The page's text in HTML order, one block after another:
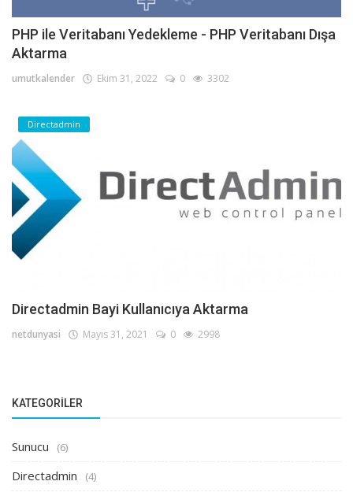
PHP ile Veritabanı Yedekleme - PHP Veritabanı Dışa
Aktarma
umutkalender Ekim 31, 2022 0 3302
Directadmin
Directadmin Bayi Kullanıcıya Aktarma
netdunyasi Mayıs 31, 2021 0 2998
KATEGORILER
Sunucu (6)
Directadmin (4)